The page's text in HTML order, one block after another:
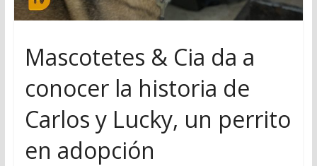
Mascotetes & Cia da a
conocer la historia de
Carlos y Lucky, un perrito
en adopción